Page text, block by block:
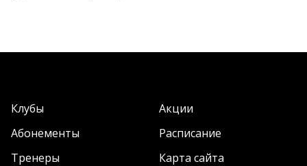
Клубы
Акции
Абонементы
Расписание
Тренеры
Карта сайта